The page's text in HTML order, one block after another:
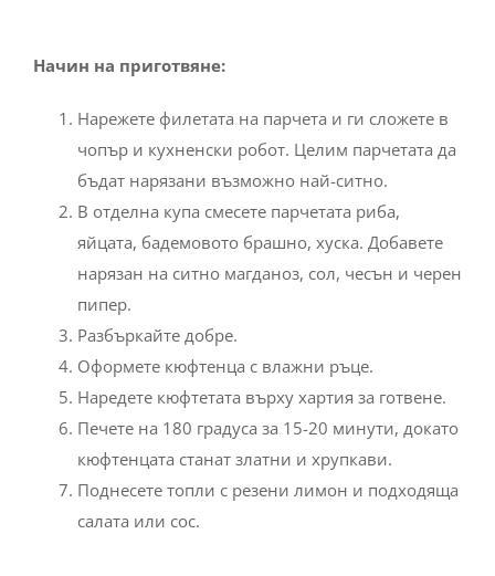
Начин на приготвяне:
Нарежете филетата на парчета и ги сложете в
чопър и кухненски робот. Целим парчетата да
бъдат нарязани възможно най-ситно.
В отделна купа смесете парчетата риба,
яйцата, бадемовото брашно, хуска. Добавете
нарязан на ситно магданоз, сол, чесън и черен
пипер.
Разбъркайте добре.
Оформете кюфтенца с влажни ръце.
Наредете кюфтетата върху хартия за готвене.
Печете на 180 градуса за 15-20 минути, докато
кюфтенцата станат златни и хрупкави.
Поднесете топли с резени лимон и подходяща
салата или сос.